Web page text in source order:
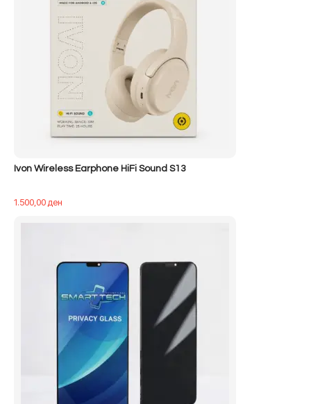
Ivon Wireless Earphone HiFi Sound S13
1.500,00ден